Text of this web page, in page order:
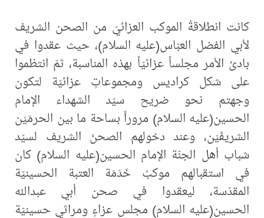
كانت انطلاقةُ الموكب العزائيّ من الصحن الشريف
لأبي الفضل العبّاس(عليه السلام)، حيث عقدوا في
بادئ الأمر مجلساً عزائيّاً بهذه المناسبة، ثمّ انتظموا
على شكل كراديس ومجموعاتٍ عزائيّة لتكون
وجهتم نحو ضريح سيّد الشهداء الإمام
الحسين(عليه السلام) مروراً بساحة ما بين الحرمَيْن
الشريفَيْن، وعند ‏دخولهم الصحنَ الشريف لسيّد
‏شباب أهل الجنّة الإمام الحسين(عليه السلام) كان
في استقبالهم موكبُ خَدَمَة العتبة الحسينيّة
‏المقدّسة، ليعقدوا في صحن أبي عبدالله
الحسين(عليه السلام) مجلس عزاءٍ ومراثي حسينيّة